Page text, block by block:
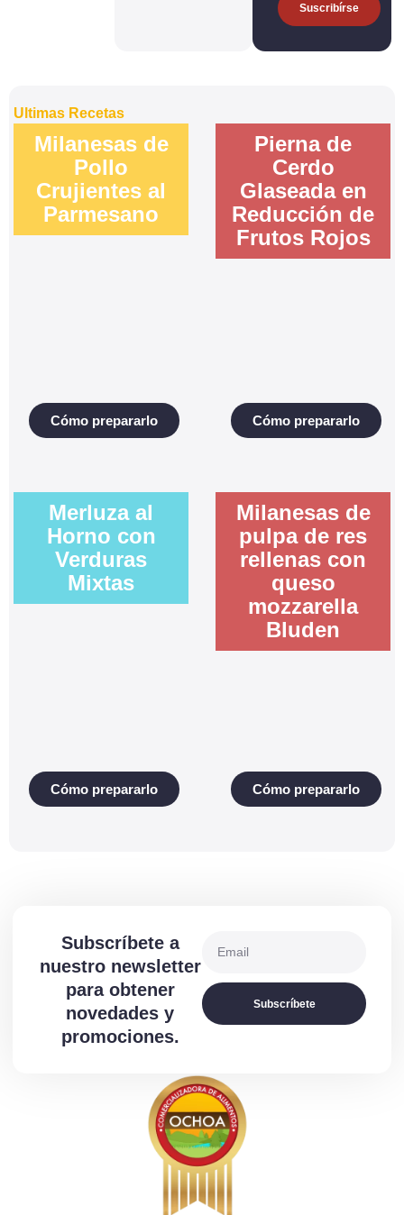
Suscribírse
Ultimas Recetas
Milanesas de
Pollo
Crujientes al
Parmesano
Cómo prepararlo
Pierna de
Cerdo
Glaseada en
Reducción de
Frutos Rojos
Cómo prepararlo
Merluza al
Horno con
Verduras
Mixtas
Cómo prepararlo
Milanesas de
pulpa de res
rellenas con
queso
mozzarella
Bluden
Cómo prepararlo
Subscríbete a
nuestro newsletter
para obtener
novedades y
promociones.
Subscríbete